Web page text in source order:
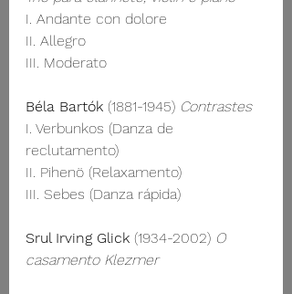
I. Andante con dolore
II. Allegro
III. Moderato
Béla Bartók (1881-1945) Contrastes
I. Verbunkos (Danza de
reclutamento)
II. Pihenö (Relaxamento)
III. Sebes (Danza rápida)
Srul Irving Glick (1934-2002) O
casamento Klezmer